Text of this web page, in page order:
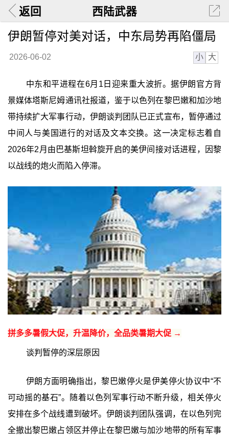
返回 西陆武器
伊朗暂停对美对话，中东局势再陷僵局
2026-06-02 小 大
中东和平进程在6月1日迎来重大波折。据伊朗官方背
景媒体塔斯尼姆通讯社报道，鉴于以色列在黎巴嫩和加沙地
带持续扩大军事行动，伊朗谈判团队已正式宣布，暂停通过
中间人与美国进行的对话及文本交换。这一决定标志着自
2026年2月由巴基斯坦斡旋开启的美伊间接对话进程，因黎
以战线的炮火而陷入停滞。
拼多多暑假大促，升温降价，全品类暑期大促 →
谈判暂停的深层原因
伊朗方面明确指出，黎巴嫩停火是伊美停火协议中“不
可动摇的基石”。随着以色列军事行动不断升级，相关停火
安排在多个战线遭到破坏。伊朗谈判团队强调，在以色列完
全撤出黎巴嫩占领区并停止在黎巴嫩与加沙地带的所有军事